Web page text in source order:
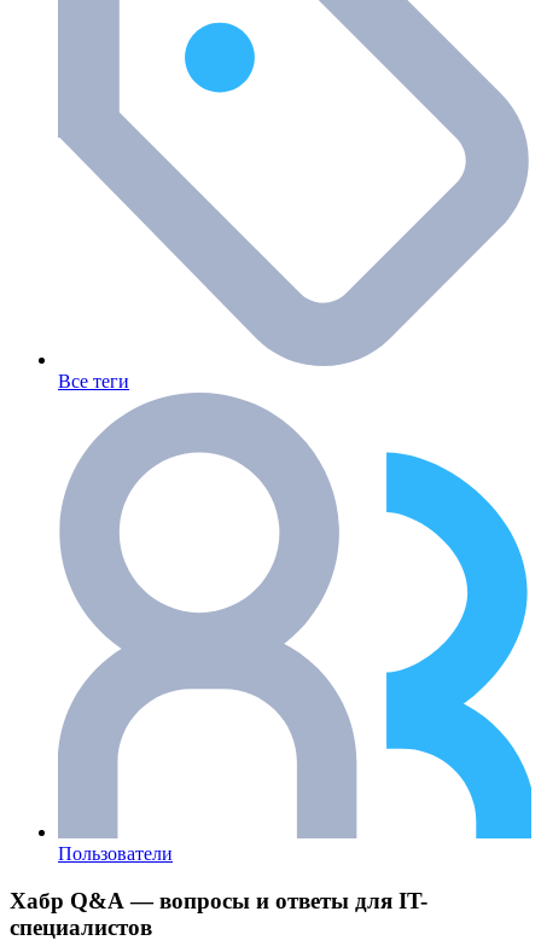
Все теги
Пользователи
Хабр Q&A — вопросы и ответы для IT-
специалистов